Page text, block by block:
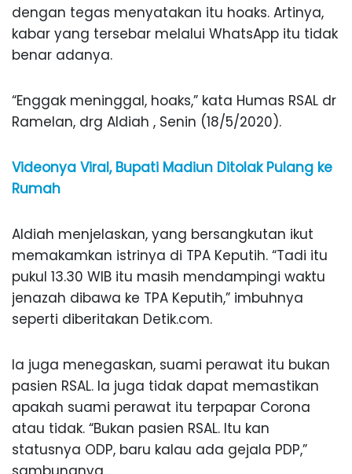
dengan tegas menyatakan itu hoaks. Artinya,
kabar yang tersebar melalui WhatsApp itu tidak
benar adanya.
“Enggak meninggal, hoaks,” kata Humas RSAL dr
Ramelan, drg Aldiah , Senin (18/5/2020).
Videonya Viral, Bupati Madiun Ditolak Pulang ke
Rumah
Aldiah menjelaskan, yang bersangkutan ikut
memakamkan istrinya di TPA Keputih. “Tadi itu
pukul 13.30 WIB itu masih mendampingi waktu
jenazah dibawa ke TPA Keputih,” imbuhnya
seperti diberitakan Detik.com.
Ia juga menegaskan, suami perawat itu bukan
pasien RSAL. Ia juga tidak dapat memastikan
apakah suami perawat itu terpapar Corona
atau tidak. “Bukan pasien RSAL. Itu kan
statusnya ODP, baru kalau ada gejala PDP,”